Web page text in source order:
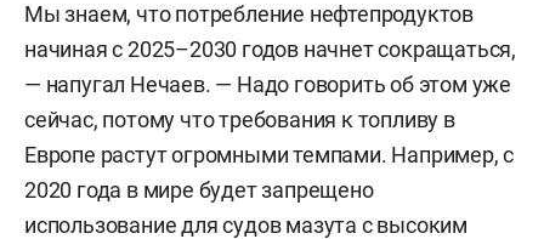
Мы знаем, что потребление нефтепродуктов
начиная с 2025–2030 годов начнет сокращаться,
— напугал Нечаев. — Надо говорить об этом уже
сейчас, потому что требования к топливу в
Европе растут огромными темпами. Например, с
2020 года в мире будет запрещено
использование для судов мазута с высоким